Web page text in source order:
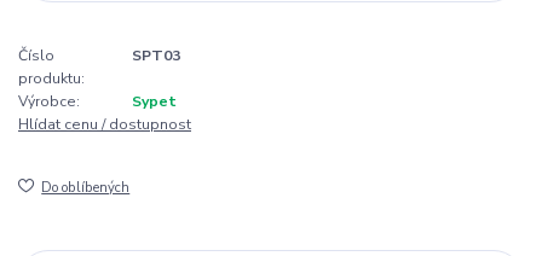
Číslo
produktu:
SPT03
Výrobce:
Sypet
Hlídat cenu / dostupnost
Do oblíbených